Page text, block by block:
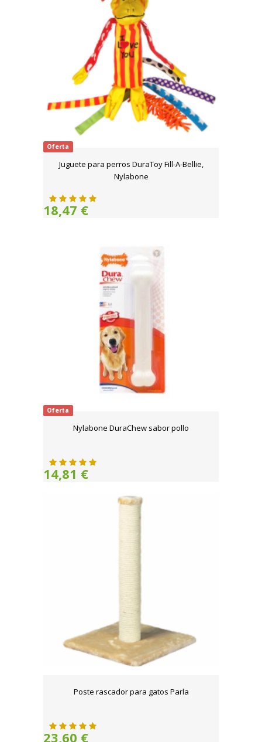
Oferta
Juguete para perros DuraToy Fill-A-Bellie,
Nylabone
18,47 €
Oferta
Nylabone DuraChew sabor pollo
14,81 €
Poste rascador para gatos Parla
23,60 €